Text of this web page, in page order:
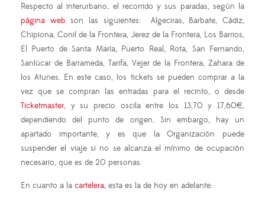
Respecto al interurbano, el recorrido y sus paradas, según la
página web son las siguientes: Algeciras, Barbate, Cádiz,
Chipiona, Conil de la Frontera, Jerez de la Frontera, Los Barrios,
El Puerto de Santa María, Puerto Real, Rota, San Fernando,
Sanlúcar de Barrameda, Tarifa, Vejer de la Frontera, Zahara de
los Atunes. En este caso, los tickets se pueden comprar a la
vez que se compran las entradas para el recinto, o desde
Ticketmaster, y su precio oscila entre los 13,70 y 17,60€,
dependiendo del punto de origen. Sin embargo, hay un
apartado importante, y es que la Organización puede
suspender el viaje si no se alcanza el mínimo de ocupación
necesario, que es de 20 personas.
En cuanto a la cartelera, esta es la de hoy en adelante: